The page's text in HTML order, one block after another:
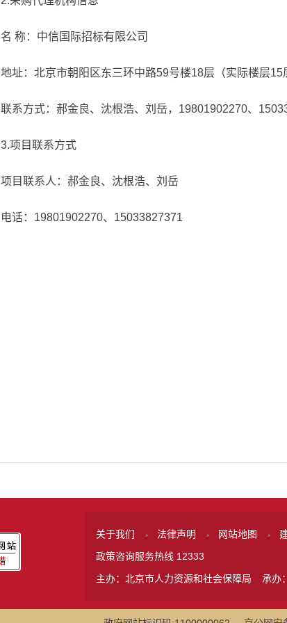
名 称：中信国际招标有限公司
地址：北京市朝阳区东三环中路59号楼18层（实际楼层
联系方式：郝金良、沈根浩、刘岳，19801902270、
3.项目联系方式
项目联系人：郝金良、沈根浩、刘岳
电话：19801902270、15033827371
关于我们 - 法律声明 - 网站地图 -
政策咨询服务热线 12333
主办：北京市人力资源和社会保障局
承办